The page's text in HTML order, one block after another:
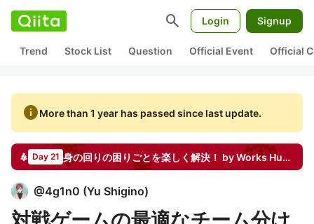
search Login Signup
Trend Stock List Question Official Event Official
infoMore than 1 year has passed since last update.
Day 21 身の回りの困りごとを楽しく解決！ by Works Human Intelligence
@4g1n0 (Yu Shigino)